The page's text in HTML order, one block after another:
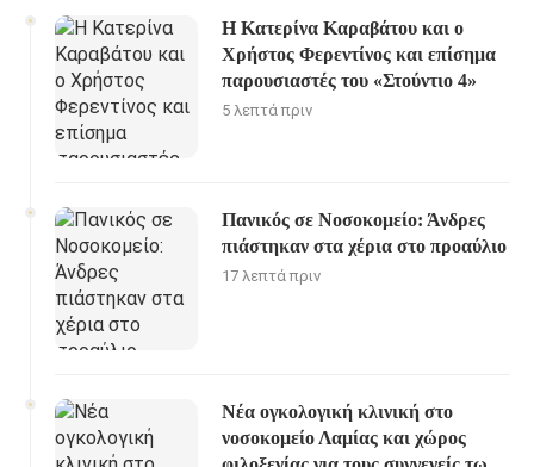
Η Κατερίνα Καραβάτου και ο
Χρήστος Φερεντίνος και επίσημα
παρουσιαστές του «Στούντιο 4»
5 λεπτά πριν
Πανικός σε Νοσοκομείο: Άνδρες
πιάστηκαν στα χέρια στο προαύλιο
17 λεπτά πριν
Νέα ογκολογική κλινική στο
νοσοκομείο Λαμίας και χώρος